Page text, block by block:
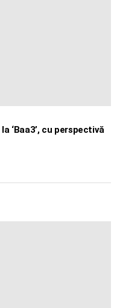
‘Baa3’, cu perspectivă